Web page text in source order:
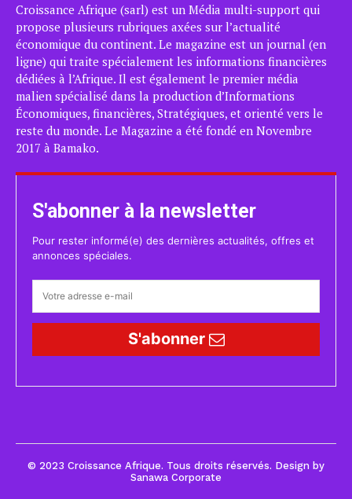
Croissance Afrique (sarl) est un Média multi-support qui
propose plusieurs rubriques axées sur l’actualité
économique du continent. Le magazine est un journal (en
ligne) qui traite spécialement les informations financières
dédiées à l’Afrique. Il est également le premier média
malien spécialisé dans la production d’Informations
Économiques, financières, Stratégiques, et orienté vers le
reste du monde. Le Magazine a été fondé en Novembre
2017 à Bamako.
S'abonner à la newsletter
Pour rester informé(e) des dernières actualités, offres et
annonces spéciales.
S'abonner
© 2023 Croissance Afrique. Tous droits réservés. Design by
Sanawa Corporate